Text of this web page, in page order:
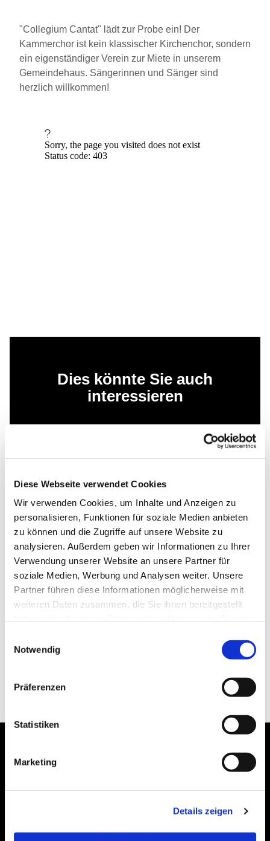
Diese Webseite verwendet Cookies
Wir verwenden Cookies, um Inhalte und Anzeigen zu
personalisieren, Funktionen für soziale Medien anbieten
zu können und die Zugriffe auf unsere Website zu
analysieren. Außerdem geben wir Informationen zu Ihrer
Verwendung unserer Website an unsere Partner für
soziale Medien, Werbung und Analysen weiter. Unsere
Partner führen diese Informationen möglicherweise mit
weiteren Daten zusammen, die Sie ihnen bereitgestellt
Notwendig
Präferenzen
Statistiken
Marketing
Details zeigen
"Collegium Cantat" lädt zur Probe ein! Der
Kammerchor ist kein klassischer Kirchenchor, sondern
ein eigenständiger Verein zur Miete in unserem
Gemeindehaus. Sängerinnen und Sänger sind
herzlich willkommen!
Dies könnte Sie auch
interessieren
Bogenstraße 4A